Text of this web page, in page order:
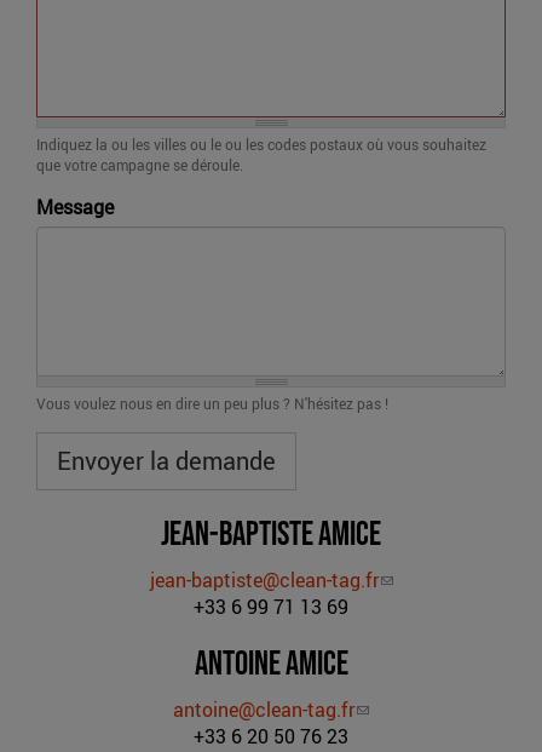
Indiquez la ou les villes ou le ou les codes postaux où vous souhaitez
que votre campagne se déroule.
Message
Vous voulez nous en dire un peu plus ? N'hésitez pas !
Envoyer la demande
Jean-Baptiste Amice
jean-baptiste@clean-tag.fr(le
+33 6 99 71 13 69
Antoine Amice
antoine@clean-tag.fr(le
+33 6 20 50 76 23